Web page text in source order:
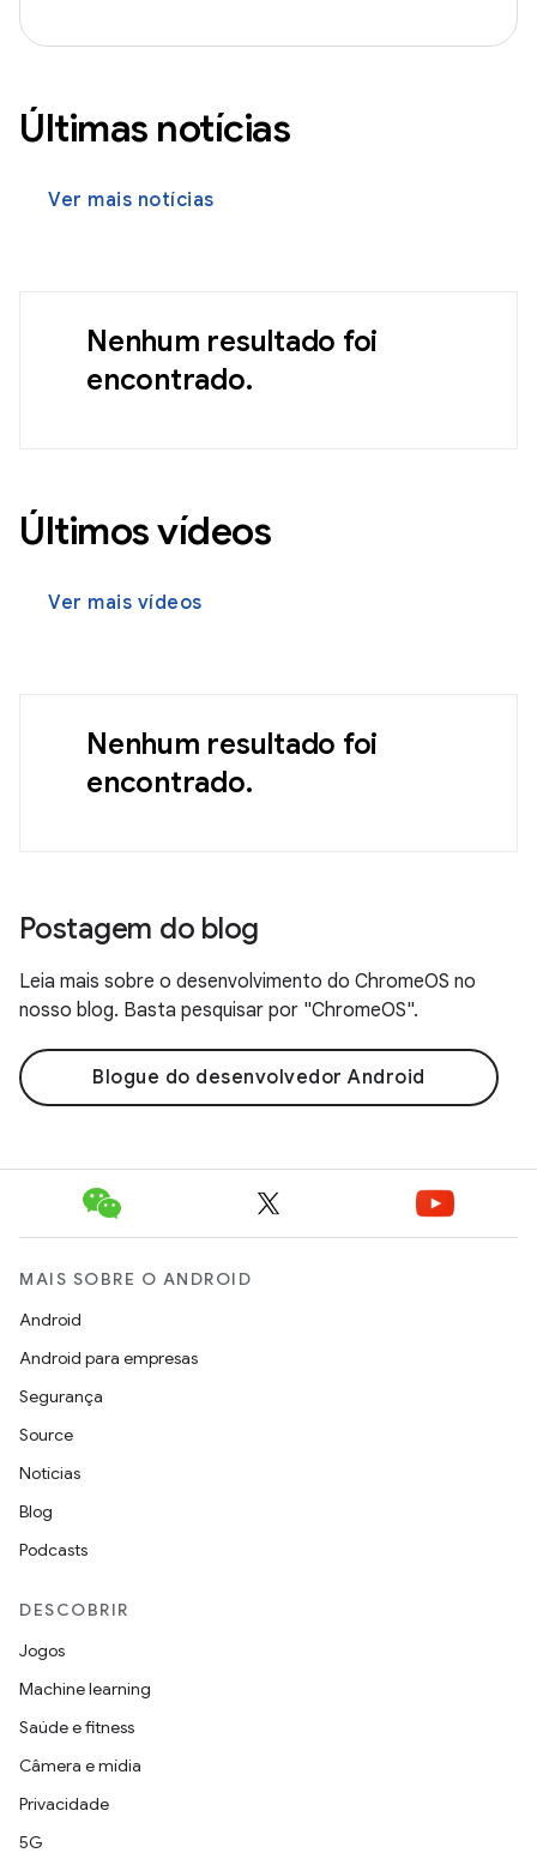
Últimas notícias
Ver mais notícias
Nenhum resultado foi
encontrado.
Últimos vídeos
Ver mais vídeos
Nenhum resultado foi
encontrado.
Postagem do blog
Leia mais sobre o desenvolvimento do ChromeOS no
nosso blog. Basta pesquisar por "ChromeOS".
Blogue do desenvolvedor Android
MAIS SOBRE O ANDROID
Android
Android para empresas
Segurança
Source
Notícias
Blog
Podcasts
DESCOBRIR
Jogos
Machine learning
Saúde e fitness
Câmera e mídia
Privacidade
5G